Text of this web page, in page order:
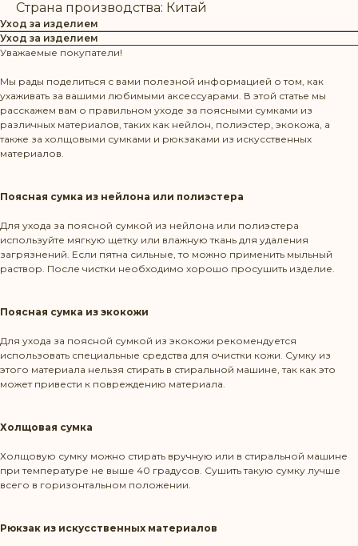
Страна производства: Китай
Уход за изделием
Уход за изделием
Уважаемые покупатели!
Мы рады поделиться с вами полезной информацией о том, как
ухаживать за вашими любимыми аксессуарами. В этой статье мы
расскажем вам о правильном уходе за поясными сумками из
различных материалов, таких как нейлон, полиэстер, экокожа, а
также за холщовыми сумками и рюкзаками из искусственных
материалов.
Поясная сумка из нейлона или полиэстера
Для ухода за поясной сумкой из нейлона или полиэстера
используйте мягкую щетку или влажную ткань для удаления
загрязнений. Если пятна сильные, то можно применить мыльный
раствор. После чистки необходимо хорошо просушить изделие.
Поясная сумка из экокожи
Для ухода за поясной сумкой из экокожи рекомендуется
использовать специальные средства для очистки кожи. Сумку из
этого материала нельзя стирать в стиральной машине, так как это
может привести к повреждению материала.
Холщовая сумка
Холщовую сумку можно стирать вручную или в стиральной машине
при температуре не выше 40 градусов. Сушить такую сумку лучше
всего в горизонтальном положении.
Рюкзак из искусственных материалов